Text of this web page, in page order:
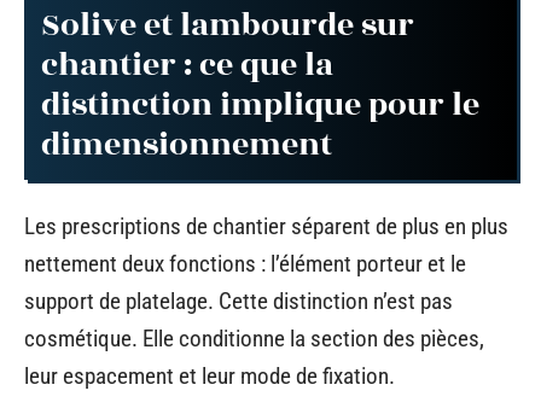
Solive et lambourde sur
chantier : ce que la
distinction implique pour le
dimensionnement
Les prescriptions de chantier séparent de plus en plus
nettement deux fonctions : l’élément porteur et le
support de platelage. Cette distinction n’est pas
cosmétique. Elle conditionne la section des pièces,
leur espacement et leur mode de fixation.